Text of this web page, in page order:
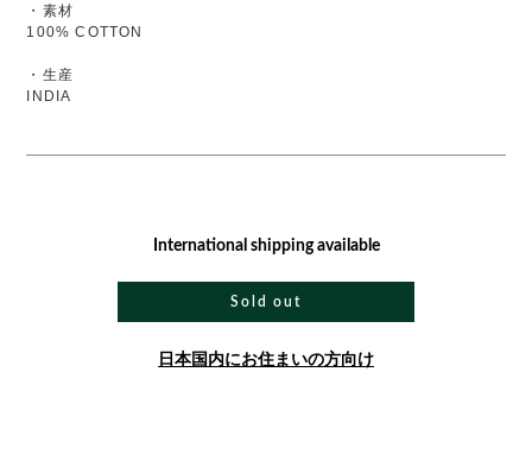
・素材
100% COTTON
・生産
INDIA
International shipping available
Sold out
日本国内にお住まいの方向け